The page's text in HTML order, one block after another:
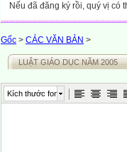
Nếu đã đăng ký rồi, quý vị có
Gốc > CÁC VĂN BẢN >
LUẬT GIÁO DỤC NĂM 2005
Kích thước font